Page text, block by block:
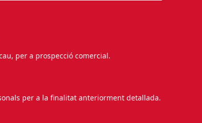
per a prospecció comercial.
per a la finalitat anteriorment detallada.